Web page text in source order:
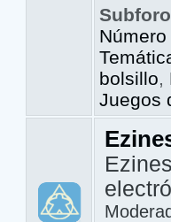
bolsillo,
Juegos